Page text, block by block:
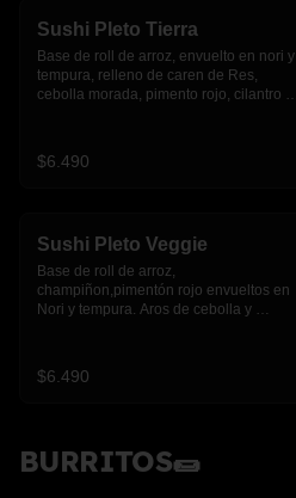
Sushi Pleto Tierra
Base de roll de arroz, envuelto en nori y
tempura, relleno de caren de Res,
cebolla morada, pimento rojo, cilantro y
$6.490
Sushi Pleto Veggie
Base de roll de arroz,
champiñon,pimentón rojo envueltos en
Nori y tempura. Aros de cebolla y
$6.490
BURRITOS🌯